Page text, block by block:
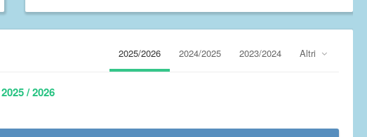
2025/2026 2024/2025 2023/2024 Altri
/ 2026